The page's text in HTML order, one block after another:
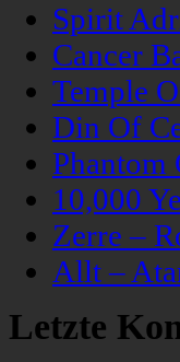
Spirit
Cancer
Temple
Din Of
Phantom
10,000
Zerre –
Allt –
Letzte